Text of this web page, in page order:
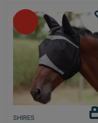
SHIRES